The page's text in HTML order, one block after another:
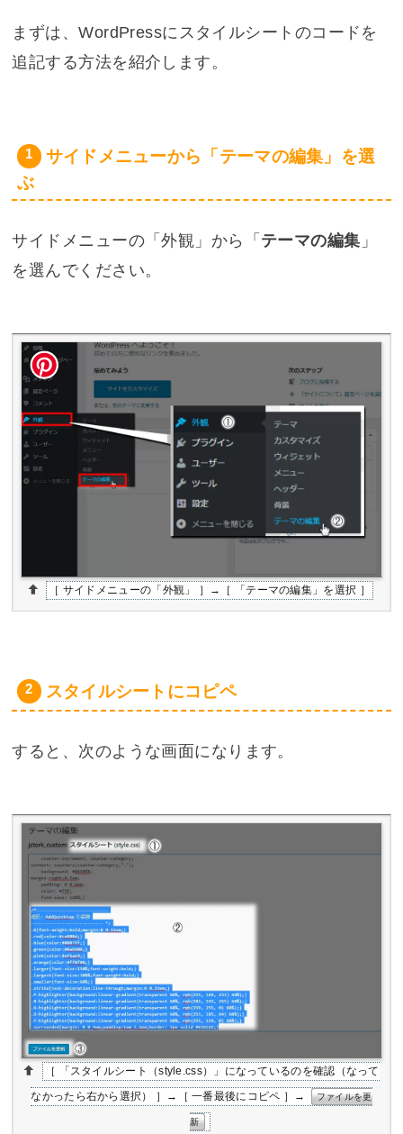
まずは、WordPressにスタイルシートのコードを
追記する方法を紹介します。
サイドメニューから「テーマの編集」を選
ぶ
サイドメニューの「外観」から「 テーマの編集 」
を選んでください。
［ サイドメニューの「外観」 ］→［ 「テーマの編集」を選択 ］
スタイルシートにコピペ
すると、次のような画面になります。
［ 「スタイルシート（style.css）」になっているのを確認（なって
なかったら右から選択） ］→［ 一番最後にコピペ ］→ ファイルを更
新